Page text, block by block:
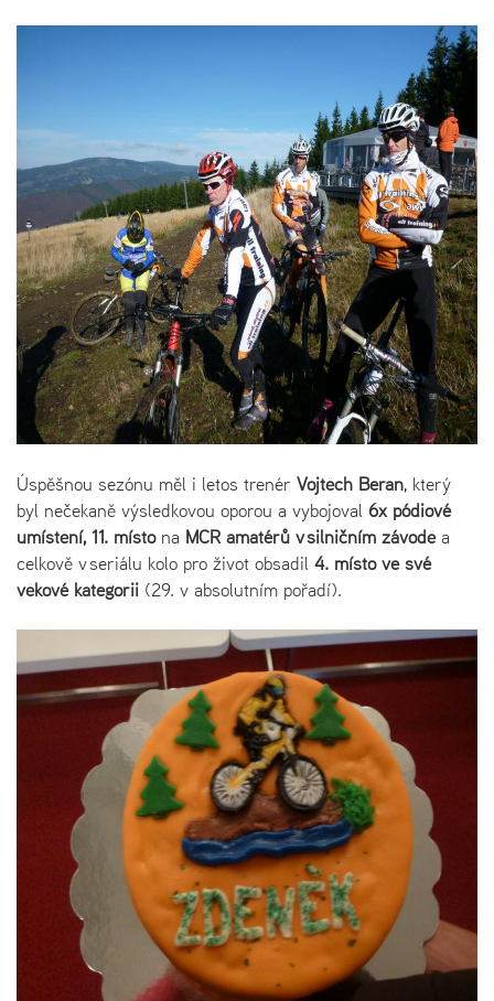
Úspěšnou sezónu měl i letos trenér Vojtěch Beran, který
byl nečekaně výsledkovou oporou a vybojoval 6x pódiové
umístění, 11. místona MČR amatérů v silničním závoděa
celkově v seriálu kolo pro život obsadil 4. místo ve své
věkové kategorii (29. v absolutním pořadí).